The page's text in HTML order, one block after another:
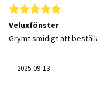
5.0 star
Veluxfönster
Review by Peter B. on 13
review stating
Grymt smidigt att
2025-09-13